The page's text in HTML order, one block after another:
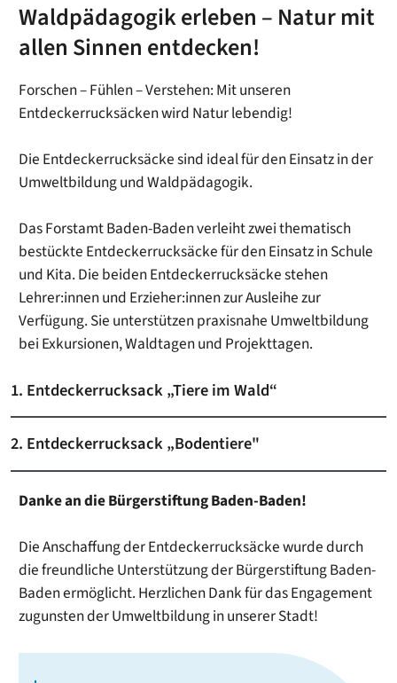
Waldpädagogik erleben – Natur mit
allen Sinnen entdecken!
Forschen – Fühlen – Verstehen: Mit unseren
Entdeckerrucksäcken wird Natur lebendig!
Die Entdeckerrucksäcke sind ideal für den Einsatz in der
Umweltbildung und Waldpädagogik.
Das Forstamt Baden-Baden verleiht zwei thematisch
bestückte Entdeckerrucksäcke für den Einsatz in Schule
und Kita. Die beiden Entdeckerrucksäcke stehen
Lehrer:innen und Erzieher:innen zur Ausleihe zur
Verfügung. Sie unterstützen praxisnahe Umweltbildung
bei Exkursionen, Waldtagen und Projekttagen.
1. Entdeckerrucksack „Tiere im Wald“
2. Entdeckerrucksack „Bodentiere"
Danke an die Bürgerstiftung Baden-Baden!
Die Anschaffung der Entdeckerrucksäcke wurde durch
die freundliche Unterstützung der Bürgerstiftung Baden-
Baden ermöglicht. Herzlichen Dank für das Engagement
zugunsten der Umweltbildung in unserer Stadt!